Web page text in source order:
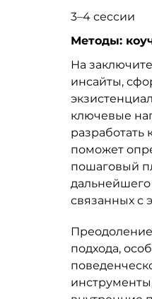
3–4 сессии
Методы:
На
инсайты,
ключевые
поможет
пошаговый
связанных с
подхода,